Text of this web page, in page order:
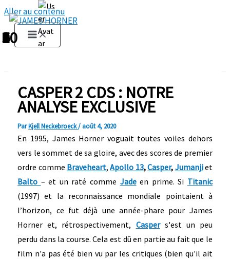
Aller au contenu
CASPER 2 CDS : NOTRE
ANALYSE EXCLUSIVE
ParKjell Neckebroeck/ août 4, 2020
En 1995, James Horner voguait toutes voiles dehors
vers le sommet de sa gloire, avec des scores de premier
ordre comme Braveheart,Apollo 13,Casper, Jumanjiet
Balto – et un raté comme Jadeen prime. Si Titanic
(1997) et la reconnaissance mondiale pointaient à
l’horizon, ce fut déjà une année-phare pour James
Horner et, rétrospectivement, Caspers'est un peu
perdu dans la course. Cela est dû en partie au fait que le
film n'a pas été bien vu par les critiques (bien qu'il ait
1
2
3
4
5
6
7
8
9
10